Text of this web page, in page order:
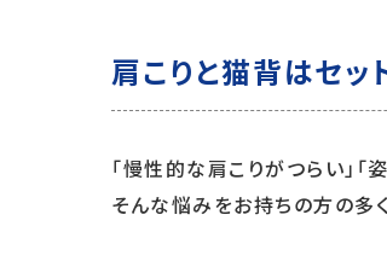
肩こりと猫背はセ
「慢性的な肩こりがつらい」「
そんな悩みをお持ちの方の多